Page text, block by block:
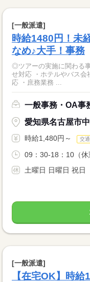
[一般派遣]
時給1480円！未
なめ♪大手！事務
◎ツアーの実施に関わる事務業務 ・データ入力 ・ツ
せ対応 ・ホテルやバス会
応 ・庶務業務 ...
一般事務・OA事
愛知県名古屋市
時給1,480円～ 交
09：30-18：10（休
土曜日 日曜日 祝日
[一般派遣]
【在宅OK】時